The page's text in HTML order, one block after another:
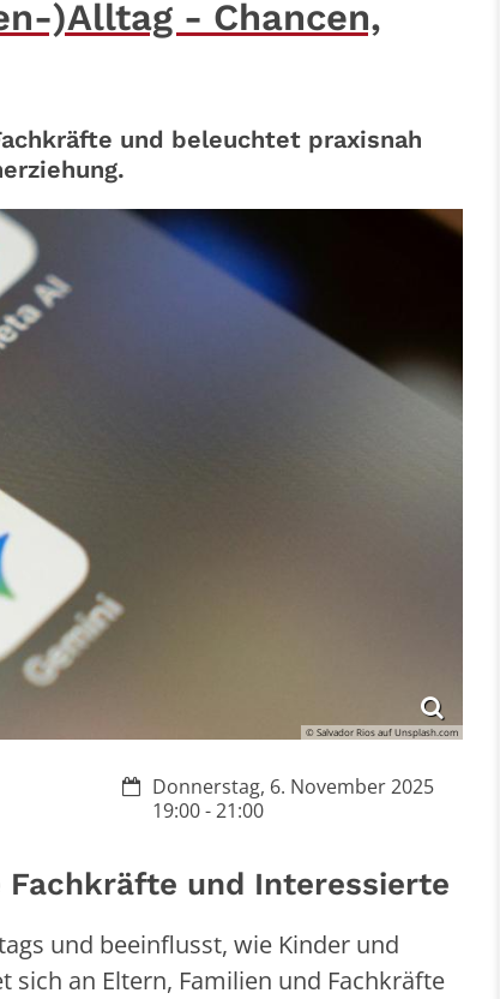
)Alltag - Chancen,
und beleuchtet praxisnah
© Salvador Rios auf Unsplash.com
Datum:Donnerstag, 6. November 2025
19:00 - 21:00
Fachkräfte und Interessierte
und beeinflusst, wie Kinder und
sich an Eltern, Familien und Fachkräfte